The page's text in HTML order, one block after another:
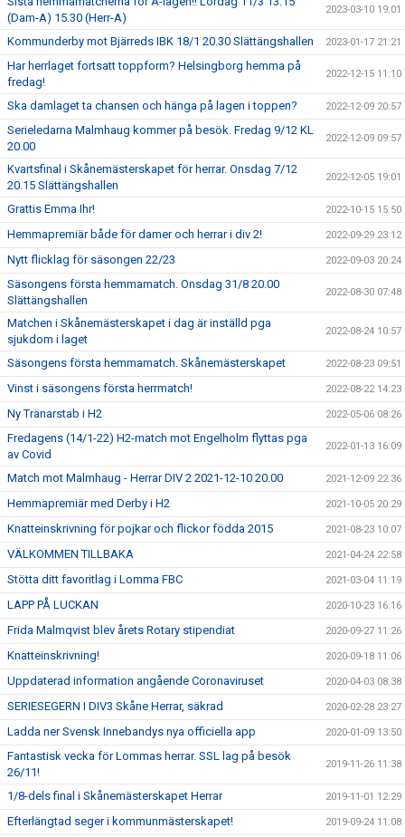
(Dam-A) 15.30 (Herr-A)
2023-03-10 19:01
Kommunderby mot Bjärreds IBK 18/1 20.30 Slättängshallen 2023-01-17 21:21
Har herrlaget fortsatt toppform? Helsingborg hemma på
fredag!
2022-12-15 11:10
Ska damlaget ta chansen och hänga på lagen i toppen? 2022-12-09 20:57
Serieledarna Malmhaug kommer på besök. Fredag 9/12 KL
20.00
2022-12-09 09:57
Kvartsfinal i Skånemästerskapet för herrar. Onsdag 7/12
20.15 Slättängshallen
2022-12-05 19:01
Grattis Emma Ihr! 2022-10-15 15:50
Hemmapremiär både för damer och herrar i div 2! 2022-09-29 23:12
Nytt flicklag för säsongen 22/23 2022-09-03 20:24
Säsongens första hemmamatch. Onsdag 31/8 20.00
Slättängshallen
2022-08-30 07:48
Matchen i Skånemästerskapet i dag är inställd pga
sjukdom i laget
2022-08-24 10:57
Säsongens första hemmamatch. Skånemästerskapet 2022-08-23 09:51
Vinst i säsongens första herrmatch! 2022-08-22 14:23
Ny Tränarstab i H2 2022-05-06 08:26
Fredagens (14/1-22) H2-match mot Engelholm flyttas pga
av Covid
2022-01-13 16:09
Match mot Malmhaug - Herrar DIV 2 2021-12-10 20.00 2021-12-09 22:36
Hemmapremiär med Derby i H2 2021-10-05 20:29
Knatteinskrivning för pojkar och flickor födda 2015 2021-08-23 10:07
VÄLKOMMEN TILLBAKA 2021-04-24 22:58
Stötta ditt favoritlag i Lomma FBC 2021-03-04 11:19
LAPP PÅ LUCKAN 2020-10-23 16:16
Frida Malmqvist blev årets Rotary stipendiat 2020-09-27 11:26
Knatteinskrivning! 2020-09-18 11:06
Uppdaterad information angående Coronaviruset 2020-04-03 08:38
SERIESEGERN I DIV3 Skåne Herrar, säkrad 2020-02-28 23:27
Ladda ner Svensk Innebandys nya officiella app 2020-01-09 13:50
Fantastisk vecka för Lommas herrar. SSL lag på besök
26/11!
2019-11-26 11:38
1/8-dels final i Skånemästerskapet Herrar 2019-11-01 12:29
Efterlängtad seger i kommunmästerskapet! 2019-09-24 11:08